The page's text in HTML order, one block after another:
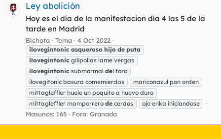
Ley abolición
Hoy es el día de la manifestacion día 4 las 5 de la
tarde en Madrid
Bichota Tema 4 Oct 2022
ilovegintonic asqueroso hijo de puta
ilovegintonic gilipollas lame vergas
ilovegintonic submormal del foro
ilovegitonic basura comemierdas
mariconazul pon orden
mittagleffler huele un poquito a huevo duro
mittagleffler mamporrero de cerdos ojo enka iniciandose
Masunos: 165 Foro: Granada